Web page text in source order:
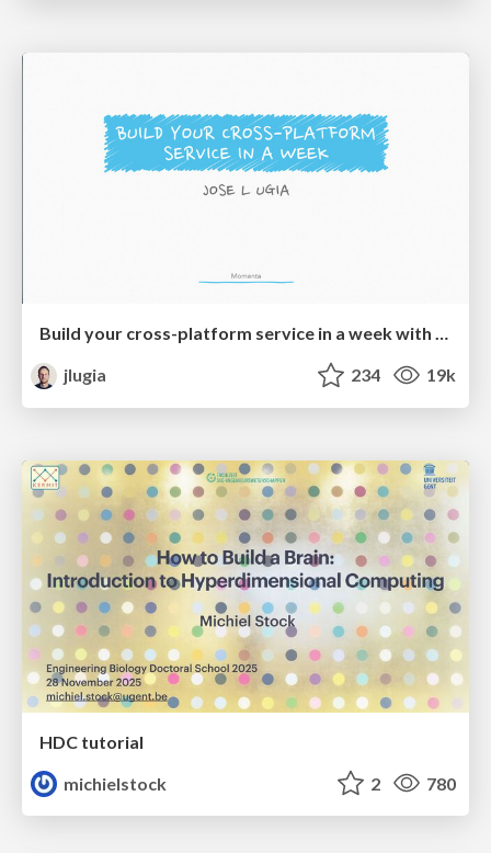
Build your cross-platform service in a week with App Engine
jlugia
234 19k
HDC tutorial
michielstock
2 780